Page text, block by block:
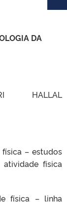
DA
HALLAL
– estudos
física
física – linha